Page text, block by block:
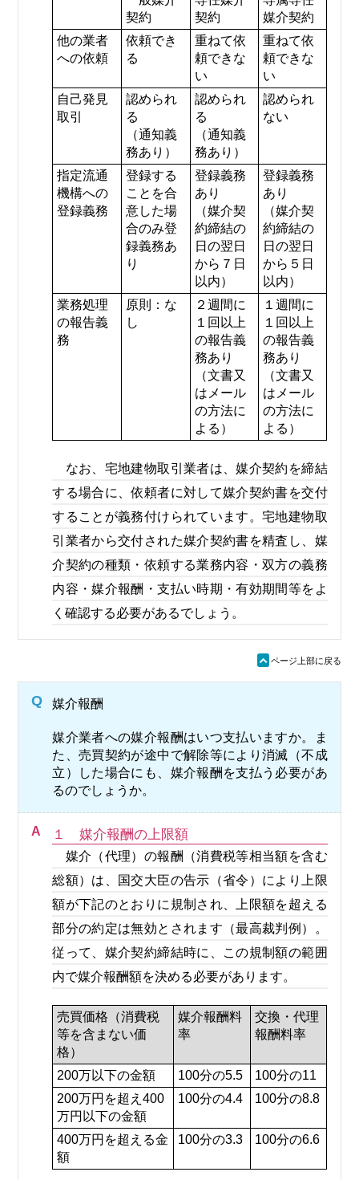
契約
契約
媒介契約
他の業者
への依頼
依頼でき
る
重ねて依
頼できな
い
重ねて依
頼できな
い
自己発見
取引
認められ
る
（通知義
務あり）
認められ
る
（通知義
務あり）
認められ
ない
指定流通
機構への
登録義務
登録する
ことを合
意した場
合のみ登
録義務あ
り
登録義務
あり
（媒介契
約締結の
日の翌日
から７日
以内）
登録義務
あり
（媒介契
約締結の
日の翌日
から５日
以内）
業務処理
の報告義
務
原則：な
し
２週間に
１回以上
の報告義
務あり
（文書又
はメール
の方法に
よる）
１週間に
１回以上
の報告義
務あり
（文書又
はメール
の方法に
よる）
なお、宅地建物取引業者は、媒介契約を締結
する場合に、依頼者に対して媒介契約書を交付
することが義務付けられています。宅地建物取
引業者から交付された媒介契約書を精査し、媒
介契約の種類・依頼する業務内容・双方の義務
内容・媒介報酬・支払い時期・有効期間等をよ
く確認する必要があるでしょう。
ü ページ上部に戻る
Q 媒介報酬
媒介業者への媒介報酬はいつ支払いますか。ま
た、売買契約が途中で解除等により消滅（不成
立）した場合にも、媒介報酬を支払う必要があ
るのでしょうか。
A １ 媒介報酬の上限額
媒介（代理）の報酬（消費税等相当額を含む
総額）は、国交大臣の告示（省令）により上限
額が下記のとおりに規制され、上限額を超える
部分の約定は無効とされます（最高裁判例）。
従って、媒介契約締結時に、この規制額の範囲
内で媒介報酬額を決める必要があります。
売買価格（消費税
等を含まない価
格）
媒介報酬料
率
交換・代理
報酬料率
200万以下の金額 100分の5.5
100分の11
200万円を超え400
万円以下の金額
100分の4.4 100分の8.8
400万円を超える金
額
100分の3.3 100分の6.6